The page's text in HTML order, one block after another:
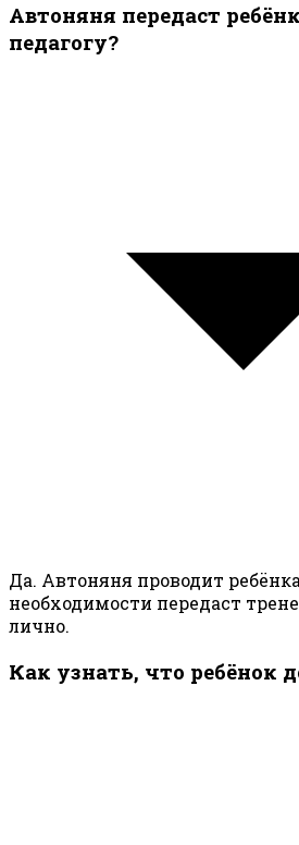
Автоняня передаст
педагогу?
Да. Автоняня проводит
необходимости передаст
лично.
Как узнать, что ребёнок